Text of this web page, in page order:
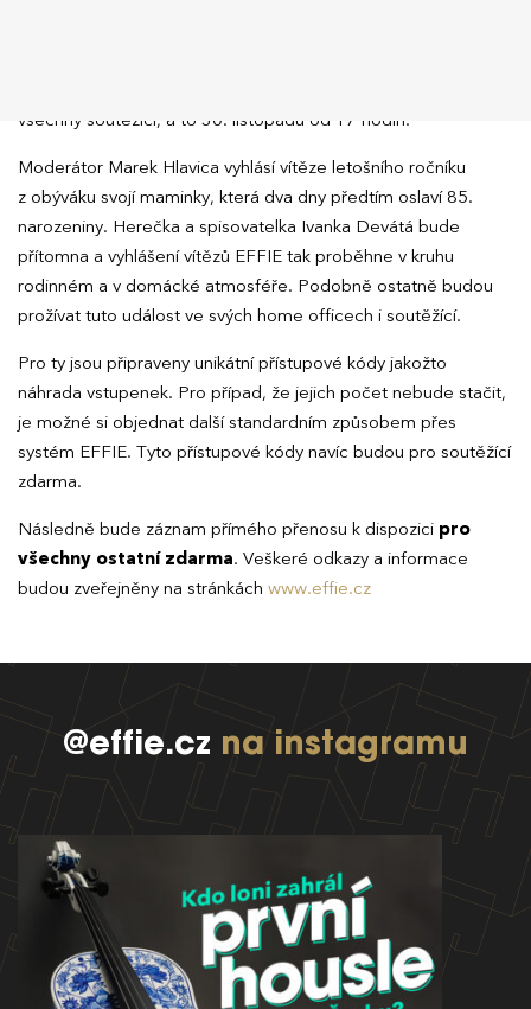
EFFIE 2026
O EFFIE
AKTUALITY
všechny soutěžící, a to 30. listopadu od 17 hodin.
Moderátor Marek Hlavica vyhlásí vítěze letošního ročníku
z obýváku svojí maminky, která dva dny předtím oslaví 85.
narozeniny. Herečka a spisovatelka Ivanka Devátá bude
přítomna a vyhlášení vítězů EFFIE tak proběhne v kruhu
rodinném a v domácké atmosféře. Podobně ostatně budou
prožívat tuto událost ve svých home officech i soutěžící.
Pro ty jsou připraveny unikátní přístupové kódy jakožto
náhrada vstupenek. Pro případ, že jejich počet nebude stačit,
je možné si objednat další standardním způsobem přes
systém EFFIE. Tyto přístupové kódy navíc budou pro soutěžící
zdarma.
Následně bude záznam přímého přenosu k dispozici pro
všechny ostatní zdarma. Veškeré odkazy a informace
budou zveřejněny na stránkách www.effie.cz
@effie.cz na instagramu